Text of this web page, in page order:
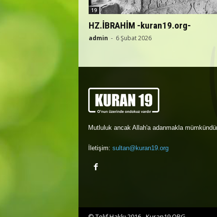
19
HZ.İBRAHİM -kuran19.org-
admin - 6 Şubat 2026
Mutluluk ancak Allah'a adanmakla
İletişim: sultan@kuran19.org